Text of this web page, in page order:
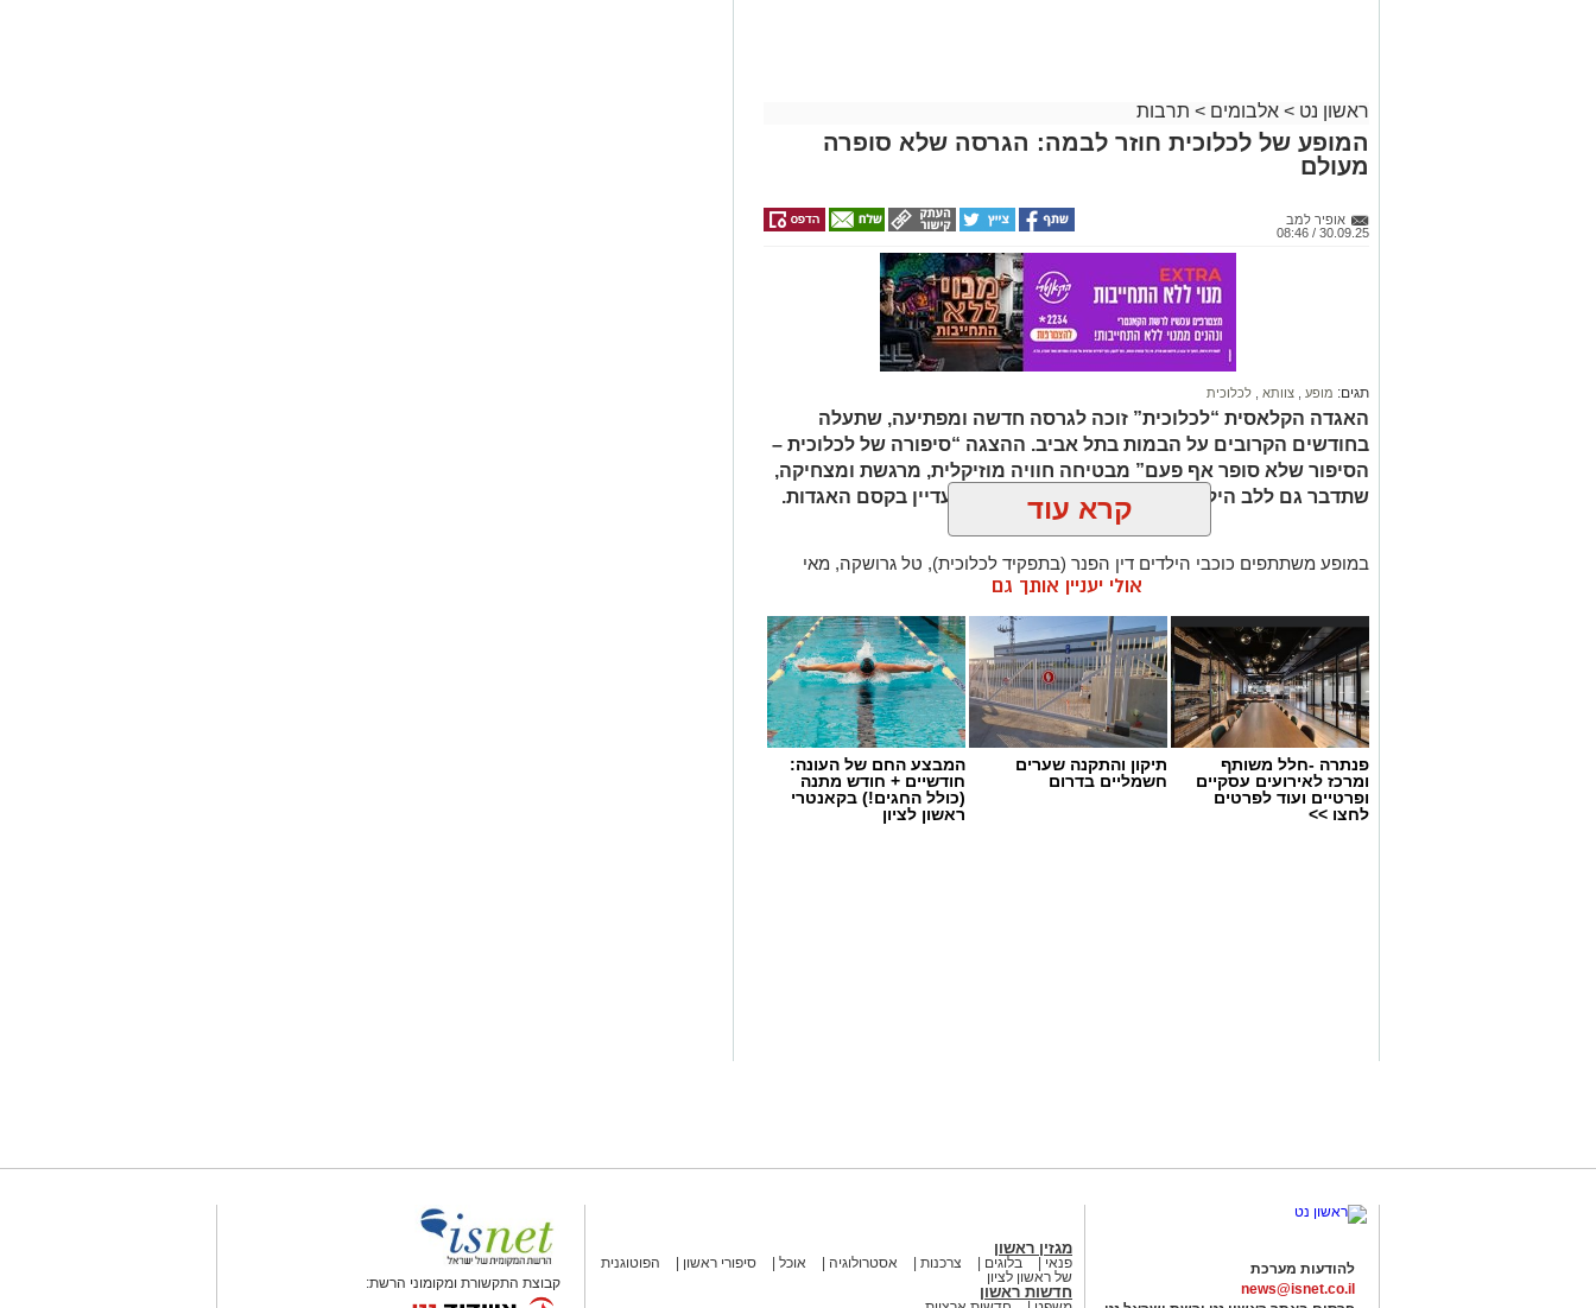
ראשון נט > אלבומים > תרבות
המופע של לכלוכית חוזר לבמה: הגרסה שלא סופרה
מעולם
אופיר למב
30.09.25 / 08:46
תגים: מופע צוותא לכלוכית
האגדה הקלאסית “לכלוכית” זוכה לגרסה חדשה ומפתיעה, שתעלה
בחודשים הקרובים על הבמות בתל אביב. ההצגה “סיפורה של לכלוכית –
הסיפור שלא סופר אף פעם” מבטיחה חוויה מוזיקלית, מרגשת ומצחיקה,
שתדבר גם ללב הילדים וגם למבוגרים שמאמינים עדיין בקסם האגדות.
במופע משתתפים כוכבי הילדים דין הפנר (בתפקיד לכלוכית), טל גרושקה, מאי
קורץ, נועה סבח ורועי ואקנין. את ההצגה כתב וביים טל גרושקה, בליווי פזמונים
הבינלאומית אנה סגל.
המוזיקה מלווה בביצוע חי של האנסמבל הקאמרי ורביעיית מיתר, והקהל ייחשף גם
לויזואליה חדשנית שיצרה האמנית דנה נגר באמצעות טכנולוגיית בינה מלאכותית –
שילוב שמרחיב את גבולות הדמיון ומעניק לאגדה הקסומה חיים חדשים.
קרא עוד
אולי יעניין אותך גם
פנתרה -חלל משותף
ומרכז לאירועים עסקיים
ופרטיים ועוד לפרטים
לחצו >>
תיקון והתקנה שערים
חשמליים בדרום
המבצע החם של העונה:
חודשיים + חודש מתנה
(כולל החגים!) בקאנטרי
ראשון לציון
להודעות מערכת
news@isnet.co.il
מגזין ראשון
פנאי בלוגים צרכנות אסטרולוגיה אוכל סיפורי ראשון
הפוטוגנית
של ראשון לציון
חדשות ראשון קבוצת התקשורת ומקומוני הרשת: